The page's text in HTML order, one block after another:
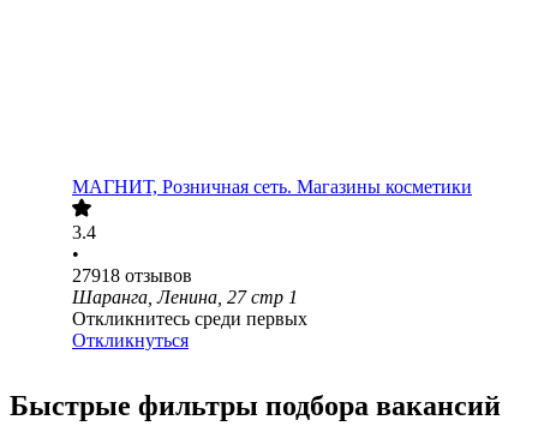
МАГНИТ, Розничная сеть. Магазины косметики
3.4
•
27918 отзывов
Шаранга, Ленина, 27 стр 1
Откликнитесь среди первых
Откликнуться
Быстрые фильтры подбора вакансий